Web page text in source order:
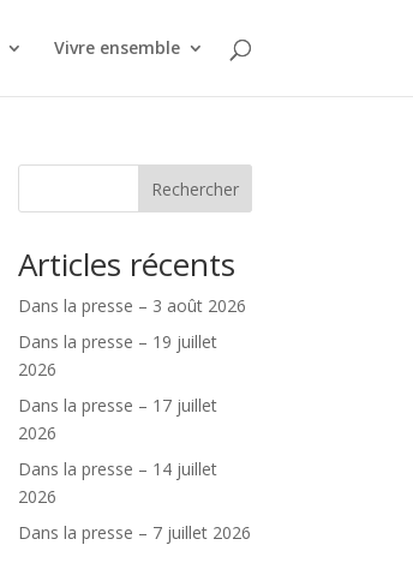
Vivre ensemble
Rechercher
Articles récents
Dans la presse – 3 août 2026
Dans la presse – 19 juillet
2026
Dans la presse – 17 juillet
2026
Dans la presse – 14 juillet
2026
Dans la presse – 7 juillet 2026